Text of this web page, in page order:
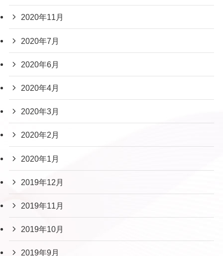
2020年11月
2020年7月
2020年6月
2020年4月
2020年3月
2020年2月
2020年1月
2019年12月
2019年11月
2019年10月
2019年9月